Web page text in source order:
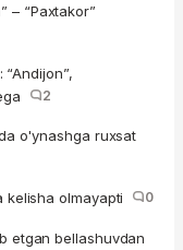
– “Paxtakor”
2
o'ynashga ruxsat
kelisha olmayapti 0
etgan bellashuvdan